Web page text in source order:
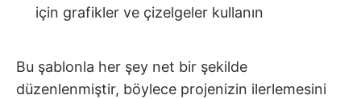
için grafikler ve çizelgeler kullanın
Bu şablonla her şey net bir şekilde
düzenlenmiştir, böylece projenizin ilerlemesini